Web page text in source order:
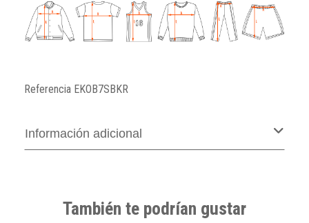
Referencia EKOB7SBKR
Información adicional
También te podrían gustar